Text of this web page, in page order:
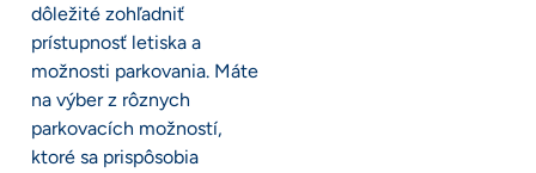
dôležité zohľadniť
prístupnosť letiska a
možnosti parkovania. Máte
na výber z rôznych
parkovacích možností,
ktoré sa prispôsobia